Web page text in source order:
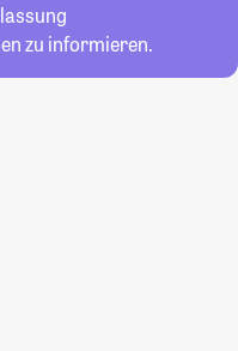
zu informieren.